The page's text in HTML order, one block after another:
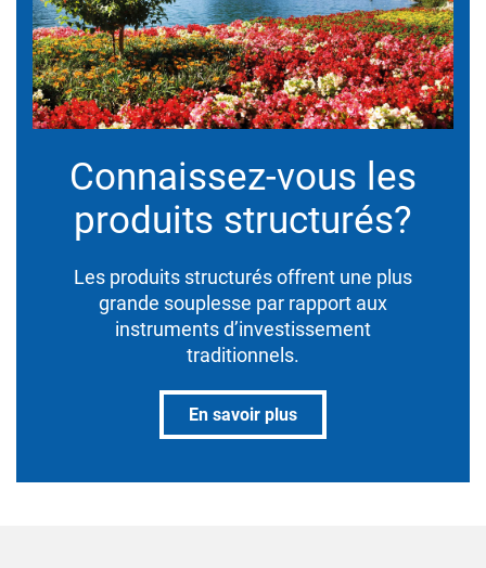
Connaissez-vous les
produits structurés?
Les produits structurés offrent une plus
grande souplesse par rapport aux
instruments d’investissement
traditionnels.
En savoir plus